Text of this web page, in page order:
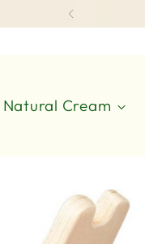
Natural Cream